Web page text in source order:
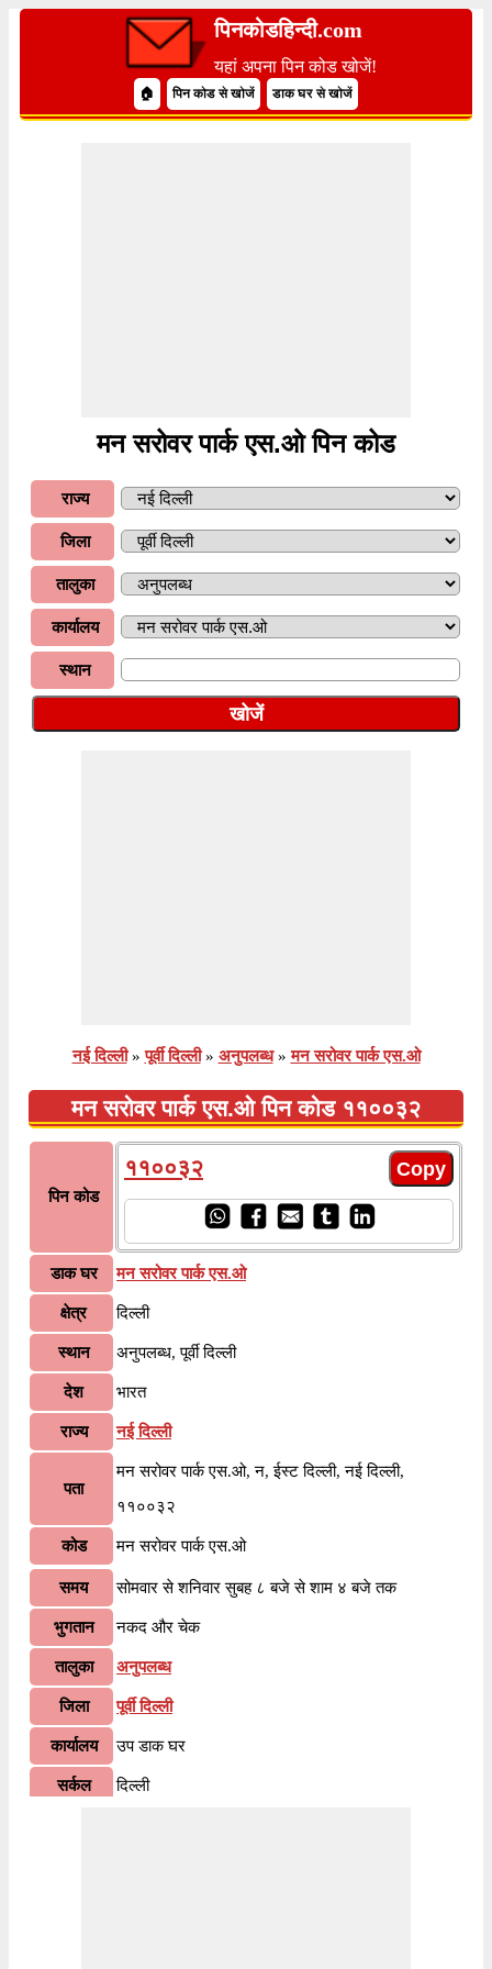
पिनकोडहिन्दी.com
यहां अपना पिन कोड खोजें!
🏠 पिन कोड से खोजें डाक घर से खोजें
मन सरोवर पार्क एस.ओ पिन कोड
राज्य
जिला
तालुका
कार्यालय
स्थान
नई दिल्ली » पूर्वी दिल्ली » अनुपलब्ध » मन सरोवर पार्क एस.ओ
मन सरोवर पार्क एस.ओ पिन कोड ११००३२
पिन कोड
११००३२
डाक घर मन सरोवर पार्क एस.ओ
क्षेत्र दिल्ली
स्थान अनुपलब्ध, पूर्वी दिल्ली
देश भारत
राज्य नई दिल्ली
पता
मन सरोवर पार्क एस.ओ, न, ईस्ट दिल्ली, नई दिल्ली,
११००३२
कोड मन सरोवर पार्क एस.ओ
समय सोमवार से शनिवार सुबह ८ बजे से शाम ४ बजे तक
भुगतान नकद और चेक
तालुका अनुपलब्ध
जिला पूर्वी दिल्ली
कार्यालय उप डाक घर
सर्कल दिल्ली